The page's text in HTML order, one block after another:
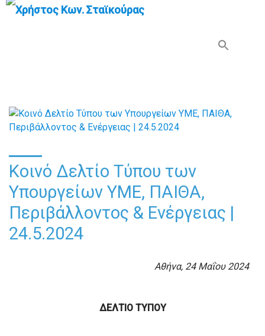
Κοινό Δελτίο Τύπου των
Υπουργείων ΥΜΕ, ΠΑΙΘΑ,
Περιβάλλοντος & Ενέργειας |
24.5.2024
Αθήνα, 24 Μαΐου 2024
ΔΕΛΤΙΟ ΤΥΠΟΥ